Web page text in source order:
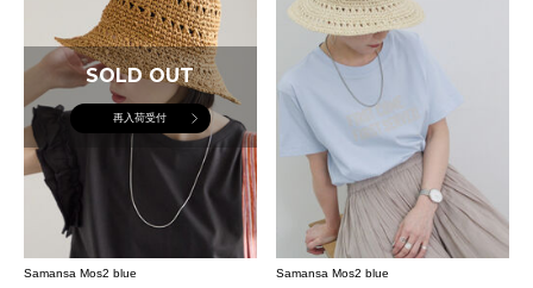
SOLD OUT
再入荷受付
Samansa Mos2 blue
Samansa Mos2 blue